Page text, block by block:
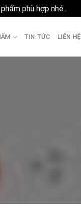
phù hợp nhé..
TIN TỨC LIÊN HỆ